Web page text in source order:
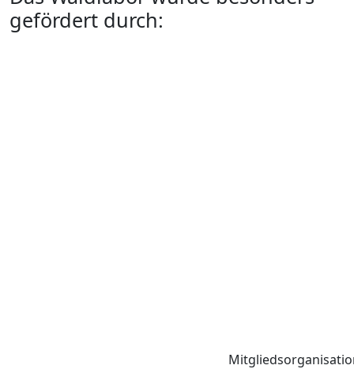
gefördert durch: